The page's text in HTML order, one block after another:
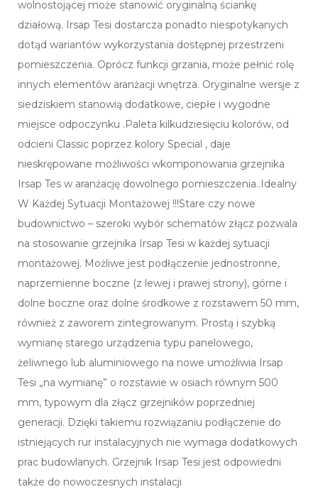
wolnostojącej może stanowić oryginalną ściankę
działową. Irsap Tesi dostarcza ponadto niespotykanych
dotąd wariantów wykorzystania dostępnej przestrzeni
pomieszczenia. Oprócz funkcji grzania, może pełnić rolę
innych elementów aranżacji wnętrza. Oryginalne wersje z
siedziskiem stanowią dodatkowe, ciepłe i wygodne
miejsce odpoczynku .Paleta kilkudziesięciu kolorów, od
odcieni Classic poprzez kolory Special , daje
nieskrępowane możliwości wkomponowania grzejnika
Irsap Tes w aranżację dowolnego pomieszczenia..Idealny
W Każdej Sytuacji Montażowej !!!Stare czy nowe
budownictwo – szeroki wybór schematów złącz pozwala
na stosowanie grzejnika Irsap Tesi w każdej sytuacji
montażowej. Możliwe jest podłączenie jednostronne,
naprzemienne boczne (z lewej i prawej strony), górne i
dolne boczne oraz dolne środkowe z rozstawem 50 mm,
również z zaworem zintegrowanym. Prostą i szybką
wymianę starego urządzenia typu panelowego,
żeliwnego lub aluminiowego na nowe umożliwia Irsap
Tesi „na wymianę” o rozstawie w osiach równym 500
mm, typowym dla złącz grzejników poprzedniej
generacji. Dzięki takiemu rozwiązaniu podłączenie do
istniejących rur instalacyjnych nie wymaga dodatkowych
prac budowlanych. Grzejnik Irsap Tesi jest odpowiedni
także do nowoczesnych instalacji